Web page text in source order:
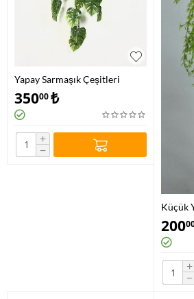
Yapay Sarmaşık Çeşitleri
35000₺
+
−
Küçük
Modeli
200
+
−